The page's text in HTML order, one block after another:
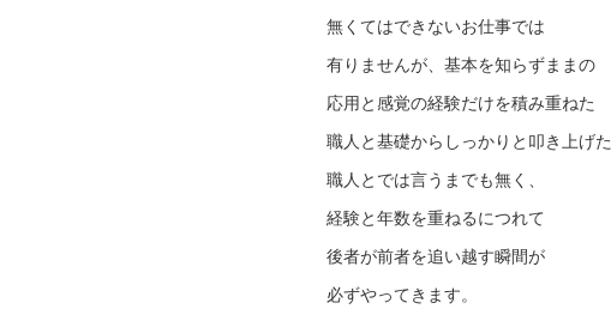
無くてはできないお仕事では
有りませんが、基本を知らずままの
応用と感覚の経験だけを積み重ねた
職人と基礎からしっかりと叩き上げた
職人とでは言うまでも無く、
経験と年数を重ねるにつれて
後者が前者を追い越す瞬間が
必ずやってきます。